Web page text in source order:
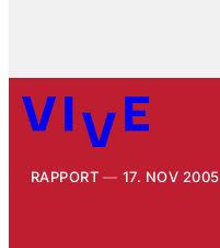
RAPPORT 17. NOV 2005